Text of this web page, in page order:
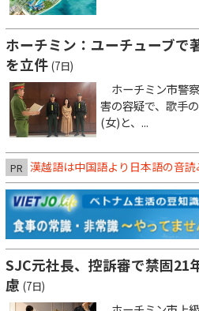
ホーチミン：ユーチューブで
を立件 (7日)
ホーチミン市警
害の容疑で、歌手
(女)と、...
PR 漢越語は中国語より日本語の音読
SJC元社長、控訴審で禁固
慮 (7日)